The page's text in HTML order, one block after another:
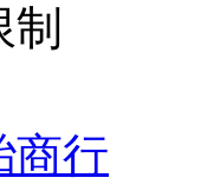
制
商行